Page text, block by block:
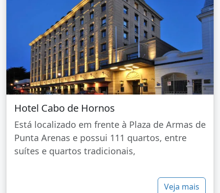
Hotel Cabo de Hornos
Está localizado em frente à Plaza de Armas de
Punta Arenas e possui 111 quartos, entre
suítes e quartos tradicionais,
Veja mais